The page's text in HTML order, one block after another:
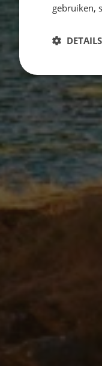
gebruiken,